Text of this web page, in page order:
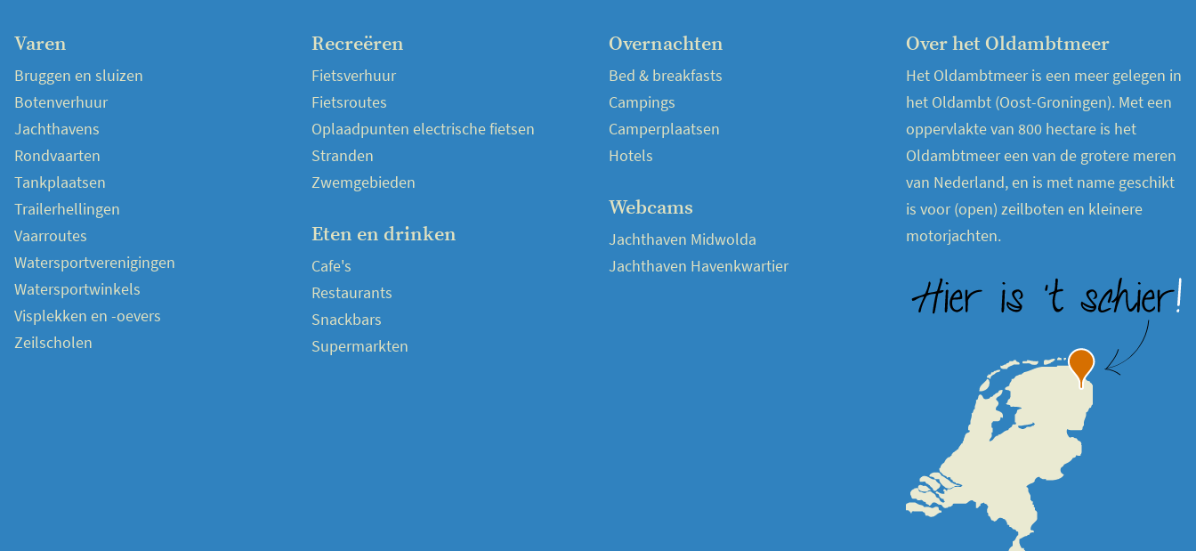
Varen
Bruggen en sluizen
Botenverhuur
Jachthavens
Rondvaarten
Tankplaatsen
Trailerhellingen
Vaarroutes
Watersportverenigingen
Watersportwinkels
Visplekken en -oevers
Zeilscholen
Recreëren
Fietsverhuur
Fietsroutes
Oplaadpunten electrische fietsen
Stranden
Zwemgebieden
Eten en drinken
Cafe's
Restaurants
Snackbars
Supermarkten
Overnachten
Bed & breakfasts
Campings
Camperplaatsen
Hotels
Webcams
Jachthaven Midwolda
Jachthaven Havenkwartier
Over het Oldambtmeer
Het Oldambtmeer is een meer gelegen in
het Oldambt (Oost-Groningen). Met een
oppervlakte van 800 hectare is het
Oldambtmeer een van de grotere meren
van Nederland, en is met name geschikt
is voor (open) zeilboten en kleinere
motorjachten.